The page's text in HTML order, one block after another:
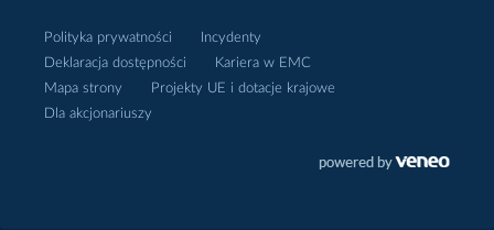
Sierpień
Polityka prywatności
Incydenty
Deklaracja dostępności
Kariera w EMC
Mapa strony
Projekty UE i dotacje krajowe
Dla akcjonariuszy